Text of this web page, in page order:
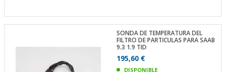
SONDA DE TEMPERATURA DEL
FILTRO DE PARTICULAS PARA SAAB
9.3 1.9 TID
195,60 €
DISPONIBLE